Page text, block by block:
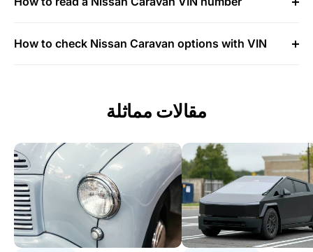
How to check Nissan Caravan options with VIN
مقالات مماثلة